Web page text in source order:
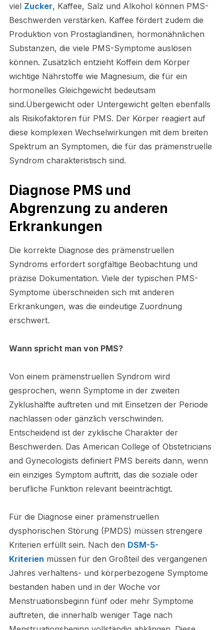
viel Zucker, Kaffee, Salz und Alkohol können PMS-
Beschwerden verstärken. Kaffee fördert zudem die
Produktion von Prostaglandinen, hormonähnlichen
Substanzen, die viele PMS-Symptome auslösen
können. Zusätzlich entzieht Koffein dem Körper
wichtige Nährstoffe wie Magnesium, die für ein
hormonelles Gleichgewicht bedeutsam
sind.Übergewicht oder Untergewicht gelten ebenfalls
als Risikofaktoren für PMS. Der Körper reagiert auf
diese komplexen Wechselwirkungen mit dem breiten
Spektrum an Symptomen, die für das prämenstruelle
Syndrom charakteristisch sind.
Diagnose PMS und
Abgrenzung zu anderen
Erkrankungen
Die korrekte Diagnose des prämenstruellen
Syndroms erfordert sorgfältige Beobachtung und
präzise Dokumentation. Viele der typischen PMS-
Symptome überschneiden sich mit anderen
Erkrankungen, was die eindeutige Zuordnung
erschwert.
Wann spricht man von PMS?
Von einem prämenstruellen Syndrom wird
gesprochen, wenn Symptome in der zweiten
Zyklushälfte auftreten und mit Einsetzen der Periode
nachlassen oder gänzlich verschwinden.
Entscheidend ist der zyklische Charakter der
Beschwerden. Das American College of Obstetricians
and Gynecologists definiert PMS bereits dann, wenn
ein einziges Symptom auftritt, das die soziale oder
berufliche Funktion relevant beeinträchtigt.
Für die Diagnose einer prämenstruellen
dysphorischen Störung (PMDS) müssen strengere
Kriterien erfüllt sein. Nach den DSM-5-
Kriterien müssen für den Großteil des vergangenen
Jahres verhaltens- und körperbezogene Symptome
bestanden haben und in der Woche vor
Menstruationsbeginn fünf oder mehr Symptome
auftreten, die innerhalb weniger Tage nach